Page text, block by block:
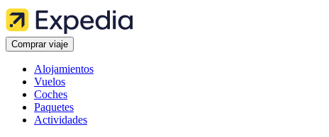
Comprar viaje
Alojamientos
Vuelos
Coches
Paquetes
Actividades